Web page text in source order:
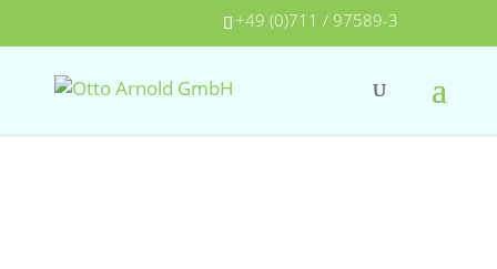
+49 (0)711 / 97589-3